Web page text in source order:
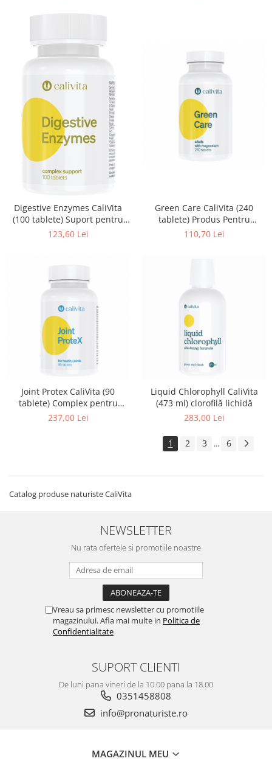
Digestive Enzymes CaliVita
(100 tablete) Suport pentru
sistemul digestiv
123,60 Lei
Green Care CaliVita (240
tablete) Produs Pentru
Alcalizare
110,70 Lei
Joint Protex CaliVita (90
tablete) Complex pentru
protecţia articulaţiilor
237,00 Lei
Liquid Chlorophyll CaliVita
(473 ml) clorofilă lichidă
283,00 Lei
1 2 3 ... 6
Catalog produse naturiste CaliVita
NEWSLETTER
Nu rata ofertele si promotiile noastre
Vreau sa primesc newsletter cu promotiile
magazinului. Afla mai multe in Politica de
Confidentialitate
SUPORT CLIENTI
De luni pana vineri de la 10.00 pana la 18.00
0351458808
info@pronaturiste.ro
MAGAZINUL MEU